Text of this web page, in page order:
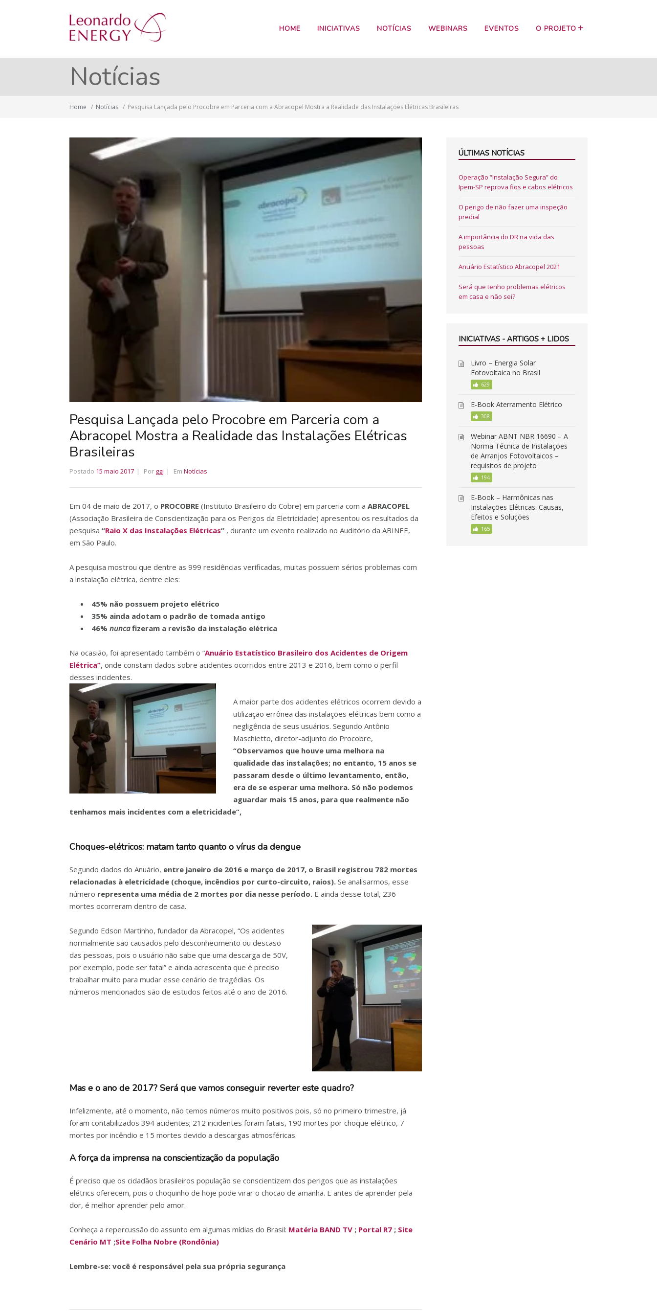
HOME INICIATIVAS NOTÍCIAS WEBINARS EVENTOS O PROJETO
Notícias
Home / Notícias / Pesquisa Lançada pelo Procobre em Parceria com a Abracopel Mostra a Realidade das Instalações Elétricas Brasileiras
Pesquisa Lançada pelo Procobre em Parceria com a
Abracopel Mostra a Realidade das Instalações Elétricas
Brasileiras
Postado 15 maio 2017 Por ggj Em Notícias
Em 04 de maio de 2017, o PROCOBRE (Instituto Brasileiro do Cobre) em parceria com a ABRACOPEL
(Associação Brasileira de Conscientização para os Perigos da Eletricidade) apresentou os resultados da
pesquisa “Raio X das Instalações Elétricas” , durante um evento realizado no Auditório da ABINEE,
em São Paulo.
A pesquisa mostrou que dentre as 999 residências verificadas, muitas possuem sérios problemas com
a instalação elétrica, dentre eles:
45% não possuem projeto elétrico
35% ainda adotam o padrão de tomada antigo
46% nuncafizeram a revisão da instalação elétrica
Na ocasião, foi apresentado também o “Anuário Estatístico Brasileiro dos Acidentes de Origem
Elétrica”, onde constam dados sobre acidentes ocorridos entre 2013 e 2016, bem como o perfil
desses incidentes.
A maior parte dos acidentes elétricos ocorrem devido a
utilização errônea das instalações elétricas bem como a
negligência de seus usuários. Segundo Antônio
Maschietto, diretor-adjunto do Procobre,
“Observamos que houve uma melhora na
qualidade das instalações; no entanto, 15 anos se
passaram desde o último levantamento, então,
era de se esperar uma melhora. Só não podemos
aguardar mais 15 anos, para que realmente não
tenhamos mais incidentes com a eletricidade”,
Choques-elétricos: matam tanto quanto o vírus da dengue
Segundo dados do Anuário, entre janeiro de 2016 e março de 2017, o Brasil registrou 782 mortes
relacionadas à eletricidade (choque, incêndios por curto-circuito, raios). Se analisarmos, esse
número representa uma média de 2 mortes por dia nesse período. E ainda desse total, 236
mortes ocorreram dentro de casa.
Segundo Edson Martinho, fundador da Abracopel, “Os acidentes
normalmente são causados pelo desconhecimento ou descaso
das pessoas, pois o usuário não sabe que uma descarga de 50V,
por exemplo, pode ser fatal” e ainda acrescenta que é preciso
trabalhar muito para mudar esse cenário de tragédias. Os
números mencionados são de estudos feitos até o ano de 2016.
Mas e o ano de 2017? Será que vamos conseguir reverter este quadro?
Infelizmente, até o momento, não temos números muito positivos pois, só no primeiro trimestre, já
foram contabilizados 394 acidentes; 212 incidentes foram fatais, 190 mortes por choque elétrico, 7
mortes por incêndio e 15 mortes devido a descargas atmosféricas.
A força da imprensa na conscientização da população
É preciso que os cidadãos brasileiros população se conscientizem dos perigos que as instalações
elétrics oferecem, pois o choquinho de hoje pode virar o chocão de amanhã. E antes de aprender pela
dor, é melhor aprender pelo amor.
Conheça a repercussão do assunto em algumas mídias do Brasil: Matéria BAND TV ; Portal R7 ; Site
Cenário MT ;Site Folha Nobre (Rondônia)
Lembre-se: você é responsável pela sua própria segurança
ÚLTIMAS NOTÍCIAS
Operação “Instalação Segura” do
Ipem-SP reprova fios e cabos elétricos
O perigo de não fazer uma inspeção
predial
A importância do DR na vida das
pessoas
Anuário Estatístico Abracopel 2021
Será que tenho problemas elétricos
em casa e não sei?
INICIATIVAS - ARTIGOS + LIDOS
Livro – Energia Solar
Fotovoltaica no Brasil
629
E-Book Aterramento Elétrico
308
Webinar ABNT NBR 16690 – A
Norma Técnica de Instalações
de Arranjos Fotovoltaicos –
requisitos de projeto
194
E-Book – Harmônicas nas
Instalações Elétricas: Causas,
Efeitos e Soluções
165